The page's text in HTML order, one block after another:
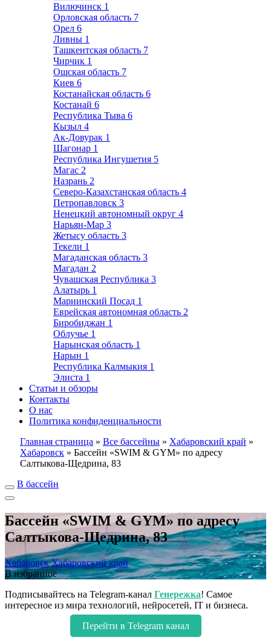
Вилючинск 1
Орловская область 7
Орел 6
Ливны 1
Ташкентская область 7
Чирчик 1
Ошская область 7
Киев 6
Костанайская область 6
Костанай 6
Республика Тыва 6
Кызыл 4
Ак-Довурак 1
Шагонар 1
Республика Ингушетия 5
Магас 2
Назрань 2
Северо-Казахстанская область 4
Петропавловск 3
Ненецкий автономный округ 4
Нарьян-Мар 3
Жетысу область 3
Текели 1
Магаданская область 3
Магадан 2
Чувашская Республика 3
Алатырь 1
Мариинский Посад 1
Еврейская автономная область 2
Биробиджан 1
Облучье 1
Нарынская область 1
Нарын 1
Республика Калмыкия 1
Элиста 1
Статьи и обзоры
Контакты
О нас
Политика конфиденциальности
Главная страница » Все бассейны » Хабаровский край »
Хабаровск » Бассейн «SWIM & GYM» по адресу
Салтыкова-Щедрина, 83
В бассейн
Бассейн «SWIM & GYM» по адресу
Салтыкова-Щедрина, 83
Хабаровск Хабаровский край
В избранное
Подписывайтесь на Telegram-канал Генережка! Самое
интересное из мира технологий, нейросетей, IT и бизнеса.
Перейти в Telegram канал